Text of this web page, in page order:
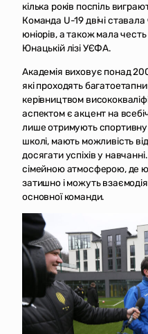
кілька років поспіль
Команда U-19 двічі
юніорів, а також мала
Юнацькій лізі УЄФА.
Академія виховує понад 200
які проходять
керівництвом
аспектом є акцент на
лише отримують спортивну
школі, мають можливість
досягати успіхів у
сімейною атмосферою, де
затишно і можуть
основної команди.